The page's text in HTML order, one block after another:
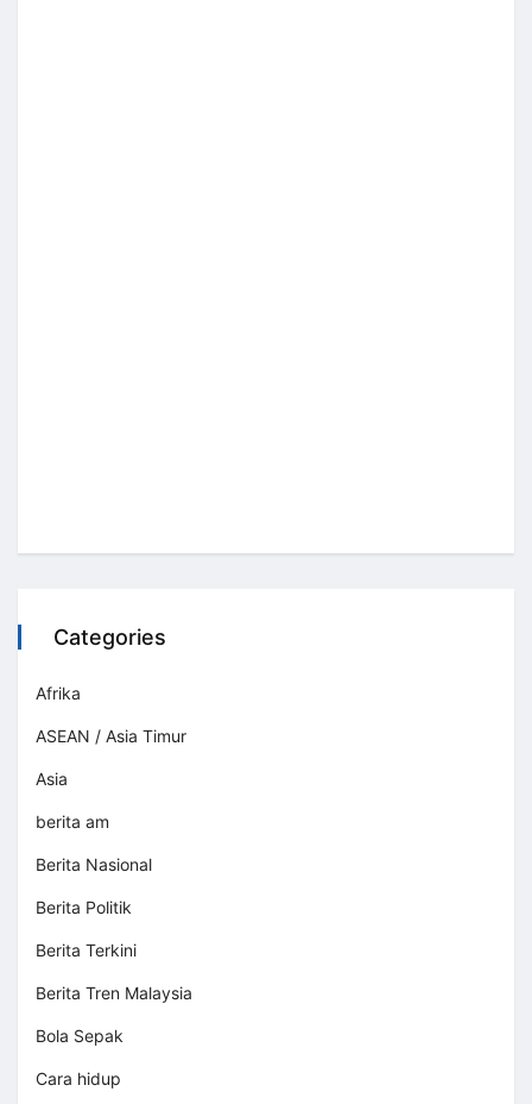
Categories
Afrika
ASEAN / Asia Timur
Asia
berita am
Berita Nasional
Berita Politik
Berita Terkini
Berita Tren Malaysia
Bola Sepak
Cara hidup